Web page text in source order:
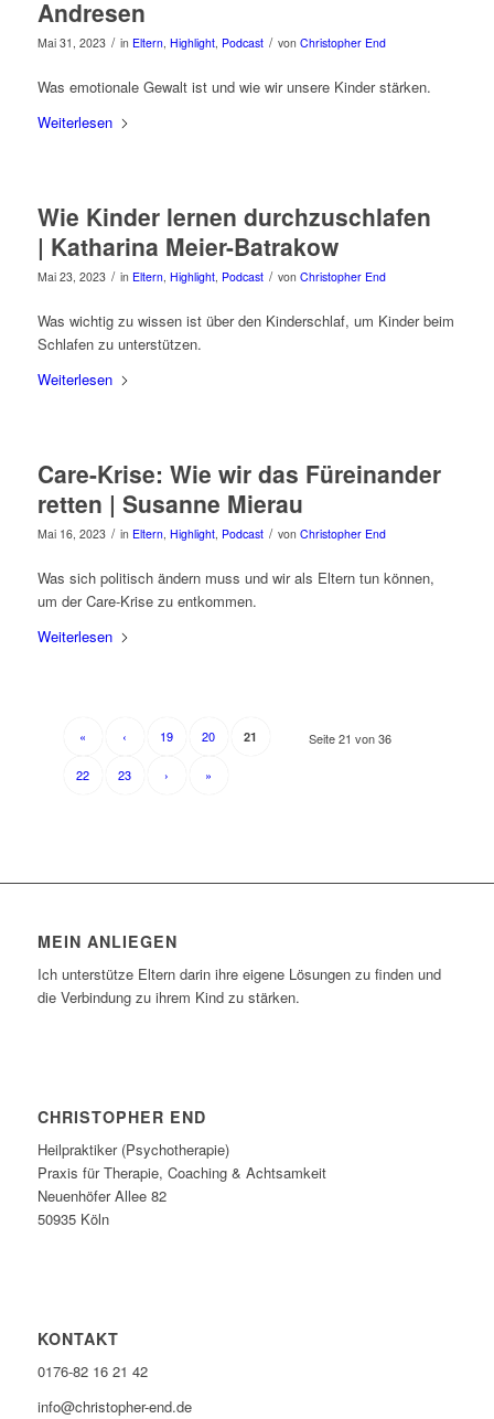
Andresen
Mai 31, 2023 / in Eltern, Highlight, Podcast / von Christopher End
Was emotionale Gewalt ist und wie wir unsere Kinder stärken.
Weiterlesen
Wie Kinder lernen durchzuschlafen
| Katharina Meier-Batrakow
Mai 23, 2023 / in Eltern, Highlight, Podcast / von Christopher End
Was wichtig zu wissen ist über den Kinderschlaf, um Kinder beim
Schlafen zu unterstützen.
Weiterlesen
Care-Krise: Wie wir das Füreinander
retten | Susanne Mierau
Mai 16, 2023 / in Eltern, Highlight, Podcast / von Christopher End
Was sich politisch ändern muss und wir als Eltern tun können,
um der Care-Krise zu entkommen.
Weiterlesen
Seite 21 von 36
« ‹ 19 20 21
22 23 › »
MEIN ANLIEGEN
Ich unterstütze Eltern darin ihre eigene Lösungen zu finden und
die Verbindung zu ihrem Kind zu stärken.
CHRISTOPHER END
Heilpraktiker (Psychotherapie)
Praxis für Therapie, Coaching & Achtsamkeit
Neuenhöfer Allee 82
50935 Köln
KONTAKT
0176-82 16 21 42
info@christopher-end.de